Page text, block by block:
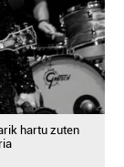
hartu zuten